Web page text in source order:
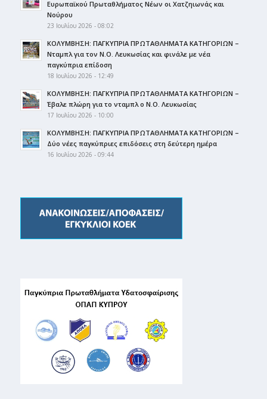
Ευρωπαϊκού Πρωταθλήματος Νέων οι Χατζηιωνάς και
Νούρου
23 Ιουλίου 2026 - 08:02
ΚΟΛΥΜΒΗΣΗ: ΠΑΓΚΥΠΡΙΑ ΠΡΩΤΑΘΛΗΜΑΤΑ ΚΑΤΗΓΟΡΙΩΝ –
Νταμπλ για τον Ν.Ο. Λευκωσίας και φινάλε με νέα
παγκύπρια επίδοση
18 Ιουλίου 2026 - 12:49
ΚΟΛΥΜΒΗΣΗ: ΠΑΓΚΥΠΡΙΑ ΠΡΩΤΑΘΛΗΜΑΤΑ ΚΑΤΗΓΟΡΙΩΝ –
Έβαλε πλώρη για το νταμπλ ο Ν.Ο. Λευκωσίας
17 Ιουλίου 2026 - 10:00
ΚΟΛΥΜΒΗΣΗ: ΠΑΓΚΥΠΡΙΑ ΠΡΩΤΑΘΛΗΜΑΤΑ ΚΑΤΗΓΟΡΙΩΝ –
Δύο νέες παγκύπριες επιδόσεις στη δεύτερη ημέρα
16 Ιουλίου 2026 - 09:44